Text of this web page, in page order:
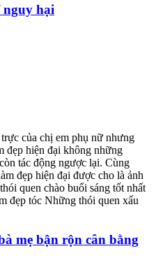
nguy hại
của chị em phụ nữ nhưng
đẹp hiện đại không những
tác động ngược lại. Cùng
đẹp hiện đại được cho là ảnh
quen chào buổi sáng tốt nhất
đẹp tóc Những thói quen xấu
mẹ bận rộn cân bằng